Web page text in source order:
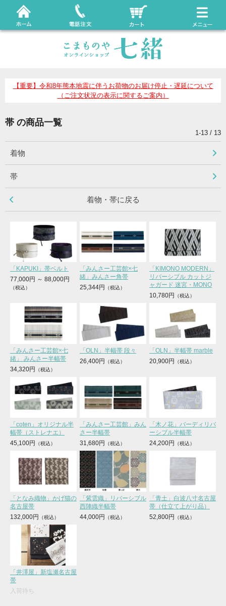
【重要】令和8年熊本地震に伴うお荷物のお届け停止・遅延について
（ご注文状況の表示に関するご案内）
帯 の商品一覧
1-13 / 13
着物
帯
着物・帯に戻る
「KAPUKI」帯ベルト
77,000円 ～ 88,000円
「みんさー工芸館×七
緒」みんさー角帯
25,344円
「KIMONO MODERN」
リバーシブル カットジ
ャガード 迷宮・MONO
10,780円
「みんさー工芸館×七
緒」 みんさー半幅帯
34,320円
「OLN」半幅帯 段々
26,400円
「OLN」半幅帯 marble
20,900円
「coten」オリジナル半
幅帯（ストレナエ）
45,100円
「みんさー工芸館」みん
さー半幅帯
31,680円
「木ノ花」バーディリバ
ーシブル半幅帯
24,200円
「となみ織物」かげ猫の
名古屋帯
132,000円
「紫雲織」リバーシブル
西陣織半幅帯
44,000円
「青土」白波八寸名古屋
帯（仕立て上がり品）
52,800円
「井澤屋」新塩瀬名古屋
帯
入荷待ち